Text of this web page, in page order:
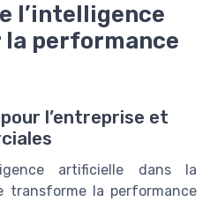
l’intelligence
performance
l’entreprise et
artificielle dans la
transforme la performance